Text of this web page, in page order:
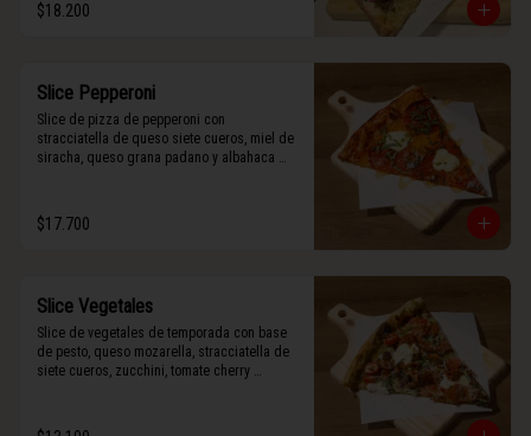
$18.200
Slice Pepperoni
Slice de pizza de pepperoni con
stracciatella de queso siete cueros, miel de
siracha, queso grana padano y albahaca
$17.700
Slice Vegetales
Slice de vegetales de temporada con base
de pesto, queso mozarella, stracciatella de
siete cueros, zucchini, tomate cherry
fresca.